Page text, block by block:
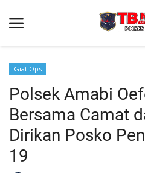
Beranda
Terms & Conditions
Reskrim
Binkam
Giat Ops
Polsek Amabi
Bersama Camat
Dirikan Posko
19